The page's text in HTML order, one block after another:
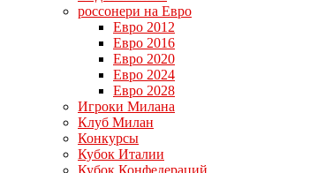
россонери на Евро
Евро 2012
Евро 2016
Евро 2020
Евро 2024
Евро 2028
Игроки Милана
Клуб Милан
Конкурсы
Кубок Италии
Кубок Конфедераций